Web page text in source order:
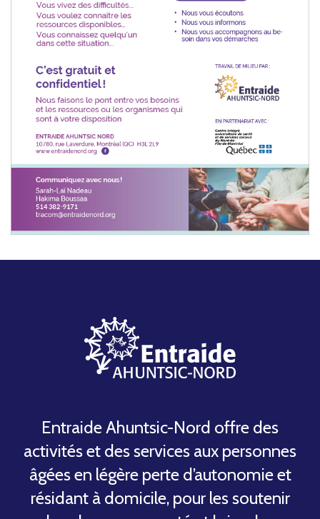
Entraide Ahuntsic-Nord offre des
activités et des services aux personnes
âgées en légère perte d’autonomie et
résidant à domicile, pour les soutenir